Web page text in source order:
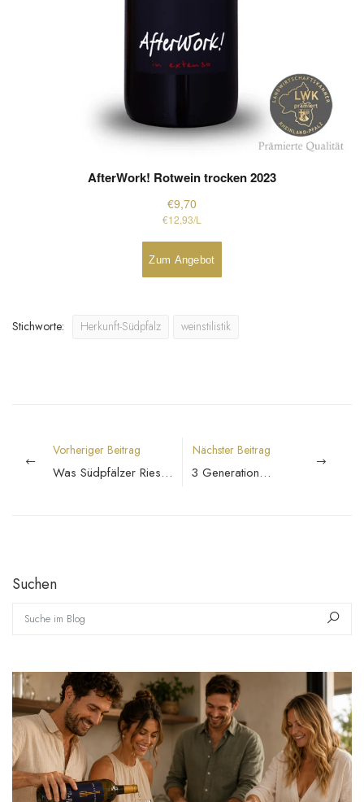
Stichworte: Herkunft-Südpfalz weinstilistik
Vorheriger Beitrag
Was Südpfälzer Riesling besonders macht
Nächster Beitrag
3 Generationen, 1 Weinfamilie – wie Wissen weitergegeben wird
Suchen
Suche im Blog